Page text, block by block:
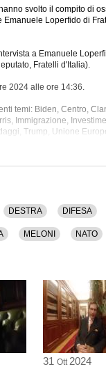
svolto il compito di
Loperfido di
a Emanuele
Fratelli d'Italia).
2024 alle ore 14:36.
temi: Biden, Centro,
Immigrazione,
Trump, Unione
DESTRA DIFESA
MELONI NATO
31 Ott 2024